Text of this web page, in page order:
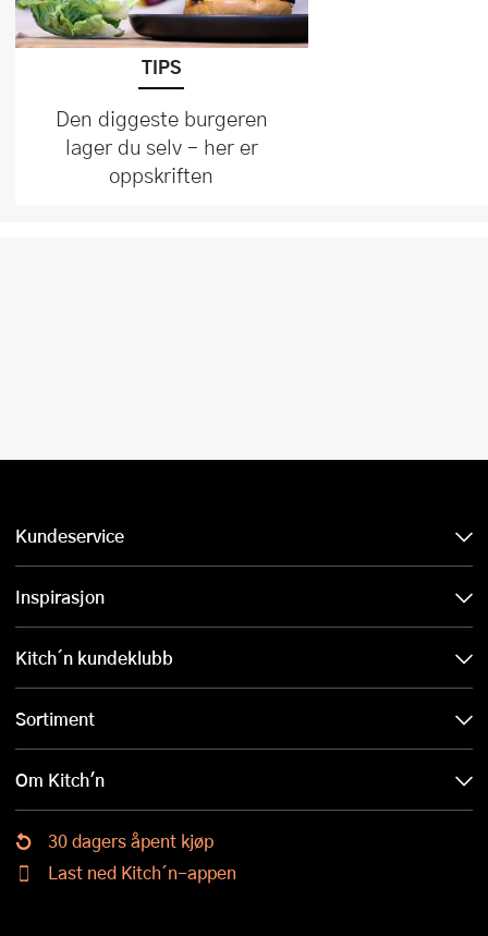
TIPS
Den diggeste burgeren
lager du selv – her er
oppskriften
Kundeservice
Inspirasjon
Kitch´n kundeklubb
Sortiment
Om Kitch'n
30 dagers åpent kjøp
Last ned Kitch´n-appen